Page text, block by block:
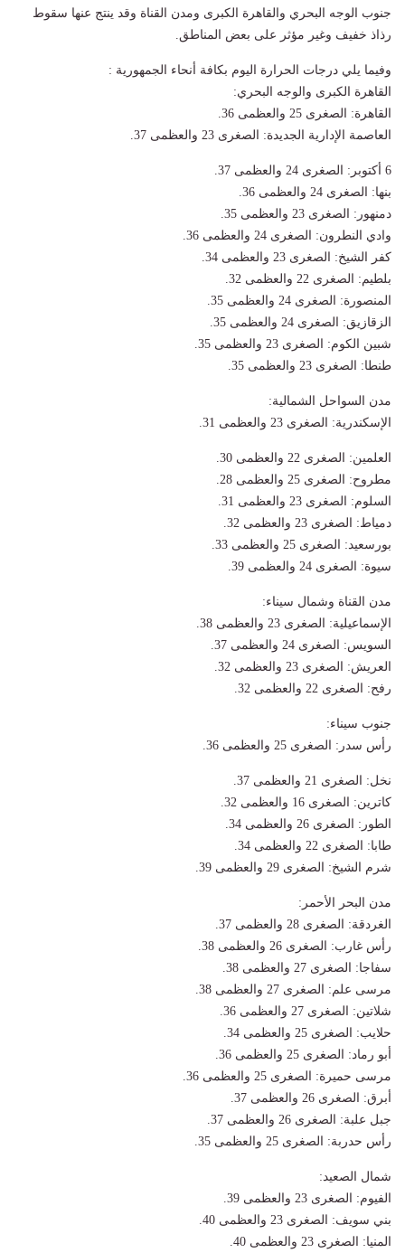
جنوب الوجه البحري والقاهرة الكبرى ومدن القناة وقد ينتج عنها سقوط
رذاذ خفيف وغير مؤثر على بعض المناطق.
وفيما يلي درجات الحرارة اليوم بكافة أنحاء الجمهورية :
القاهرة الكبرى والوجه البحري:
القاهرة: الصغرى 25 والعظمى 36.
العاصمة الإدارية الجديدة: الصغرى 23 والعظمى 37.
6 أكتوبر: الصغرى 24 والعظمى 37.
بنها: الصغرى 24 والعظمى 36.
دمنهور: الصغرى 23 والعظمى 35.
وادي النطرون: الصغرى 24 والعظمى 36.
كفر الشيخ: الصغرى 23 والعظمى 34.
بلطيم: الصغرى 22 والعظمى 32.
المنصورة: الصغرى 24 والعظمى 35.
الزقازيق: الصغرى 24 والعظمى 35.
شبين الكوم: الصغرى 23 والعظمى 35.
طنطا: الصغرى 23 والعظمى 35.
مدن السواحل الشمالية:
الإسكندرية: الصغرى 23 والعظمى 31.
العلمين: الصغرى 22 والعظمى 30.
مطروح: الصغرى 25 والعظمى 28.
السلوم: الصغرى 23 والعظمى 31.
دمياط: الصغرى 23 والعظمى 32.
بورسعيد: الصغرى 25 والعظمى 33.
سيوة: الصغرى 24 والعظمى 39.
مدن القناة وشمال سيناء:
الإسماعيلية: الصغرى 23 والعظمى 38.
السويس: الصغرى 24 والعظمى 37.
العريش: الصغرى 23 والعظمى 32.
رفح: الصغرى 22 والعظمى 32.
جنوب سيناء:
رأس سدر: الصغرى 25 والعظمى 36.
نخل: الصغرى 21 والعظمى 37.
كاترين: الصغرى 16 والعظمى 32.
الطور: الصغرى 26 والعظمى 34.
طابا: الصغرى 22 والعظمى 34.
شرم الشيخ: الصغرى 29 والعظمى 39.
مدن البحر الأحمر:
الغردقة: الصغرى 28 والعظمى 37.
رأس غارب: الصغرى 26 والعظمى 38.
سفاجا: الصغرى 27 والعظمى 38.
مرسى علم: الصغرى 27 والعظمى 38.
شلاتين: الصغرى 27 والعظمى 36.
حلايب: الصغرى 25 والعظمى 34.
أبو رماد: الصغرى 25 والعظمى 36.
مرسى حميرة: الصغرى 25 والعظمى 36.
أبرق: الصغرى 26 والعظمى 37.
جبل علبة: الصغرى 26 والعظمى 37.
رأس حدربة: الصغرى 25 والعظمى 35.
شمال الصعيد:
الفيوم: الصغرى 23 والعظمى 39.
بني سويف: الصغرى 23 والعظمى 40.
المنيا: الصغرى 23 والعظمى 40.